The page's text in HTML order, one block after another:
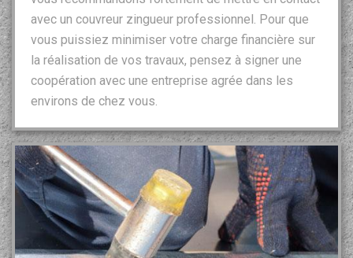
avec un couvreur zingueur professionnel. Pour que
vous puissiez minimiser votre charge financière sur
la réalisation de vos travaux, pensez à signer une
coopération avec une entreprise agrée dans les
environs de chez vous.